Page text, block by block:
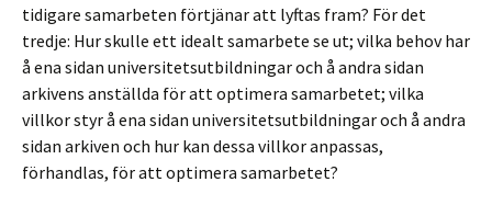
tidigare samarbeten förtjänar att lyftas fram? För det
tredje: Hur skulle ett idealt samarbete se ut; vilka behov har
å ena sidan universitetsutbildningar och å andra sidan
arkivens anställda för att optimera samarbetet; vilka
villkor styr å ena sidan universitetsutbildningar och å andra
sidan arkiven och hur kan dessa villkor anpassas,
förhandlas, för att optimera samarbetet?